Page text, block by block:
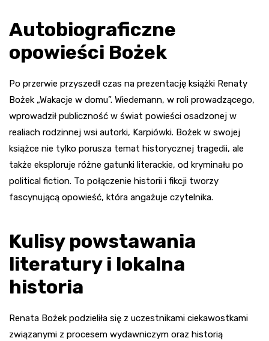
Autobiograficzne
opowieści Bożek
Po przerwie przyszedł czas na prezentację książki Renaty
Bożek „Wakacje w domu”. Wiedemann, w roli prowadzącego,
wprowadził publiczność w świat powieści osadzonej w
realiach rodzinnej wsi autorki, Karpiówki. Bożek w swojej
książce nie tylko porusza temat historycznej tragedii, ale
także eksploruje różne gatunki literackie, od kryminału po
political fiction. To połączenie historii i fikcji tworzy
fascynującą opowieść, która angażuje czytelnika.
Kulisy powstawania
literatury i lokalna
historia
Renata Bożek podzieliła się z uczestnikami ciekawostkami
związanymi z procesem wydawniczym oraz historią